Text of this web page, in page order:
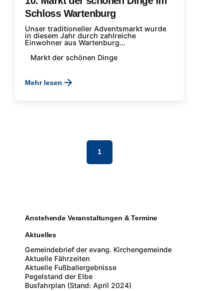
Schloss Wartenburg
Unser traditioneller Adventsmarkt wurde
in diesem Jahr durch zahlreiche
Einwohner aus Wartenburg...
Markt der schönen Dinge
Mehr lesen
1
Anstehende Veranstaltungen & Termine
Aktuelles
Gemeindebrief der evang. Kirchengemeinde
Aktuelle Fährzeiten
Aktuelle Fußballergebnisse
Pegelstand der Elbe
Busfahrplan (Stand: April 2024)